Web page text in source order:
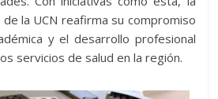
de la UCN reafirma su compromiso
y el desarrollo profesional
servicios de salud en la región.